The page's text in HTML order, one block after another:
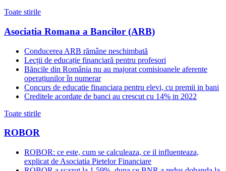
Toate stirile
Asociatia Romana a Bancilor (ARB)
Conducerea ARB rămâne neschimbată
Lecții de educație financiară pentru profesori
Băncile din România nu au majorat comisioanele aferente
operațiunilor în numerar
Concurs de educatie financiara pentru elevi, cu premii in bani
Creditele acordate de banci au crescut cu 14% in 2022
Toate stirile
ROBOR
ROBOR: ce este, cum se calculeaza, ce il influenteaza,
explicat de Asociatia Pietelor Financiare